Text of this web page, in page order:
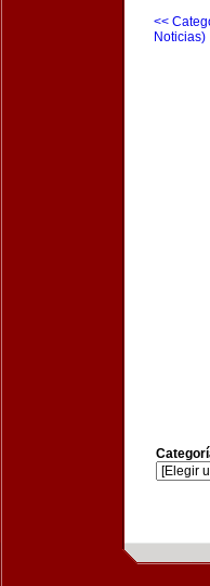
<<
Noticias)